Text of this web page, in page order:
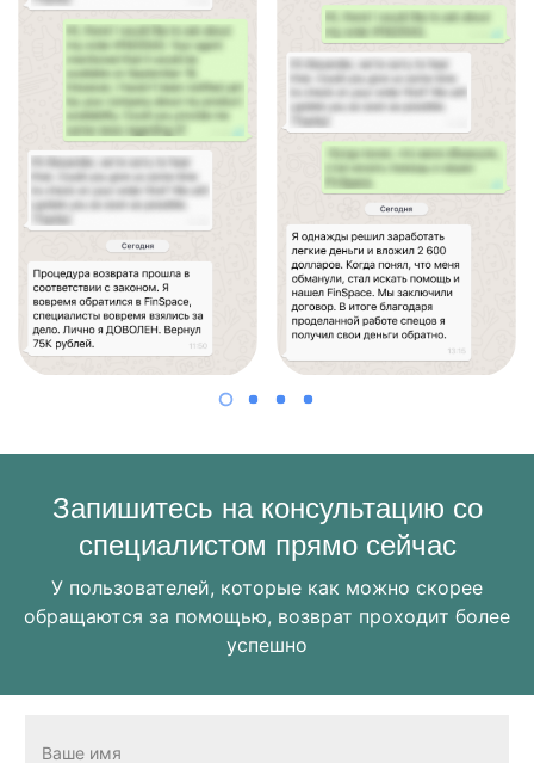
Запишитесь на консультацию со
специалистом прямо сейчас
У пользователей, которые как можно скорее
обращаются за помощью, возврат проходит более
успешно